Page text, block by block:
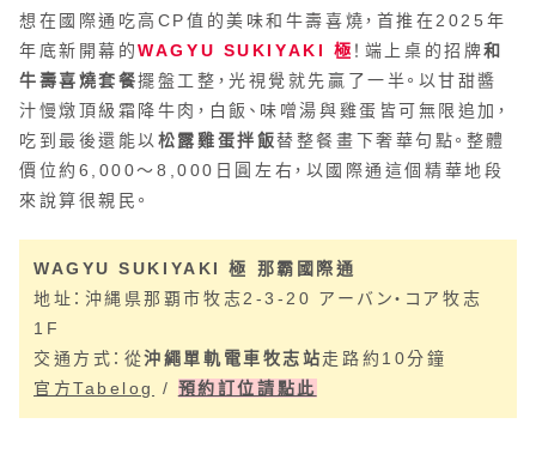
想在國際通吃高CP值的美味和牛壽喜燒，首推在2025年
年底新開幕的WAGYU SUKIYAKI 極 ！端上桌的招牌和
牛壽喜燒套餐擺盤工整，光視覺就先贏了一半。以甘甜醬
汁慢燉頂級霜降牛肉，白飯、味噌湯與雞蛋皆可無限追加，
吃到最後還能以 松露雞蛋拌飯替整餐畫下奢華句點。整體
價位約6,000〜8,000日圓左右，以國際通這個精華地段
來說算很親民。
WAGYU SUKIYAKI 極 那霸國際通
地址：沖縄県那覇市牧志2-3-20 アーバン・コア牧志
1F
交通方式：從沖繩單軌電車牧志站走路約10分鐘
官方Tabelog
/ 預約訂位請點此